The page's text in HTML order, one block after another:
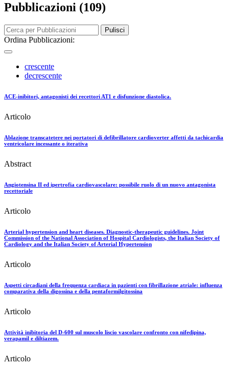
Pubblicazioni (109)
Pulisci
Ordina Pubblicazioni:
crescente
decrescente
ACE-inibitori, antagonisti dei recettori AT1 e disfunzione diastolica.
Articolo
Ablazione transcatetere nei portatori di defibrillatore cardioverter affetti da tachicardia
ventricolare incessante o iterativa
Abstract
Angiotensina II ed ipertrofia cardiovascolare: possibile ruolo di un nuovo antagonista
recettoriale
Articolo
Arterial hypertension and heart diseases. Diagnostic-therapeutic guidelines. Joint
Commission of the National Association of Hospital Cardiologists, the Italian Society of
Cardiology and the Italian Society of Arterial Hypertension
Articolo
Aspetti circadiani della frequenza cardiaca in pazienti con fibrillazione atriale: influenza
comparativa della digossina e della pentaformilgitossina
Articolo
Attività inibitoria del D-600 sul muscolo liscio vascolare confronto con nifedipina,
verapamil e diltiazem.
Articolo